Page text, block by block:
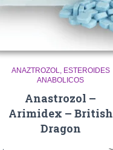
ANAZTROZOL
ESTEROIDES
ANABOLICOS
Anastrozol –
Arimidex – British
Dragon